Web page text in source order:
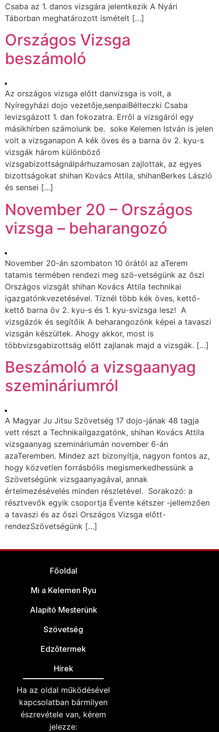
Csaba az 1. danos vizsgára jelentkezik A Nyári
Táborban meghatározott ismételt […]
Országos Vizsga
beszámoló
Az országos vizsga előtt danvizsga is volt, a
Nyíregyházi dojo vezetője,senpaiBélteczki Csaba
levizsgázott 1. dan fokozatra. Erről a vizsgáról egy
másikhírben számolunk be. soke Kelemen István is jelen
volt a vizsganapon A kék öves és a barna öv 2. kyu-s
vizsgák három különböző
vizsgabizottságnálpárhuzamosan zajlottak, az egyes
bizottságokat shihan Kovács Attila, shihanBerkes László
és sensei […]
November 20 – Országos
vizsga – beharangozó
November 20-án szombaton 10 órától az aTerem
tatamis termében rendezi meg szö-vetségünk az őszi
Országos vizsgát shihan Kovács Attila technikai
igazgatónkvezetésével. Tíznél több kék öves, kettő-
kettő barna öv 2. kyu-s és 1. kyu-svizsga lesz! A
vizsgázók és segítőik A beharangozónk képei a tavaszi
vizsgán készültek. Ahogy akkor, most is
többvizsgabizottság előtt zajlanak majd a vizsgák. […]
Beszámoló a vizsgaanyag
szemináriumról
A Magyar Ju Jitsu Szövetség 17 dojo-jának 48 tagja
vett részt a TechnikaiIgazgatónk, shihan Kovács Attila
vizsgaanyag szemináriumán november 6-án
azaTeremben. Mindez azt bizonyítja, nagyon fontos az,
hogy közvetlen forrásbólis megismerkedhessünk a
Szövetségünk vizsgaanyagával, annak
értelmezésévelés minden részletével. Sorakozó: a
résztvevők egyik csoportja Évente kétszer -jellemzően
a tavaszi és az őszi Országos Vizsga előtt-
rendezSzövetségünk […]
Főoldal
Mi a Kelemen Ryu
Alapító Mesterünk
Szövetség
Edzőtermek
Hírek
Ha az oldal működésével
kapcsolatban bármilyen
észrevétele van, kérem
jelezze: